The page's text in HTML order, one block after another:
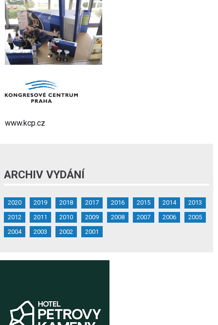
www.kcp.cz
ARCHIV VYDÁNÍ
2020 2019 2018 2017 2016 2015 2014
2013
2012
2011 2010 2009 2008 2007 2006
2005
2004
2003 2002 2001